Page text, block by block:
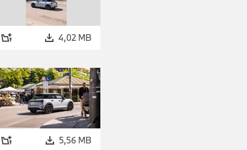
4,02 MB
5,56 MB